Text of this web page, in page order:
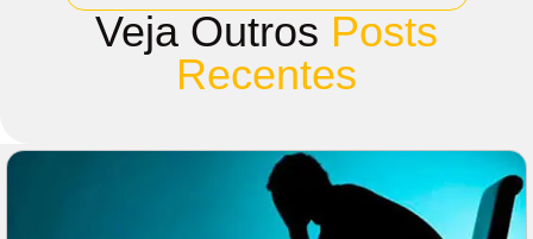
Veja Outros Posts
Recentes